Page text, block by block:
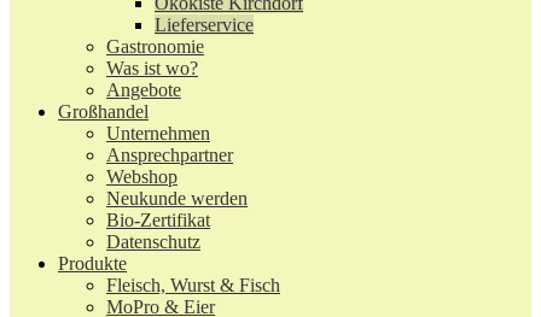
Lieferservice
Gastronomie
Was ist wo?
Angebote
Großhandel
Unternehmen
Ansprechpartner
Webshop
Neukunde werden
Bio-Zertifikat
Datenschutz
Produkte
Fleisch, Wurst & Fisch
MoPro & Eier